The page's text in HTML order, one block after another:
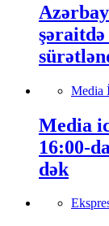
şəraitdə
Media
Media
16:00-
dək